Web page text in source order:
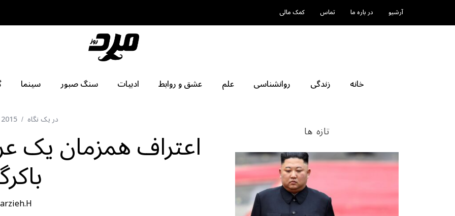
آرشیو در باره ما تماس کمک مالی
خانه زندگی روانشناسی علم عشق و روابط ادبیات سنگ صبور سینما
در یک نگاه
اعتراف همزمان یک تازه ها